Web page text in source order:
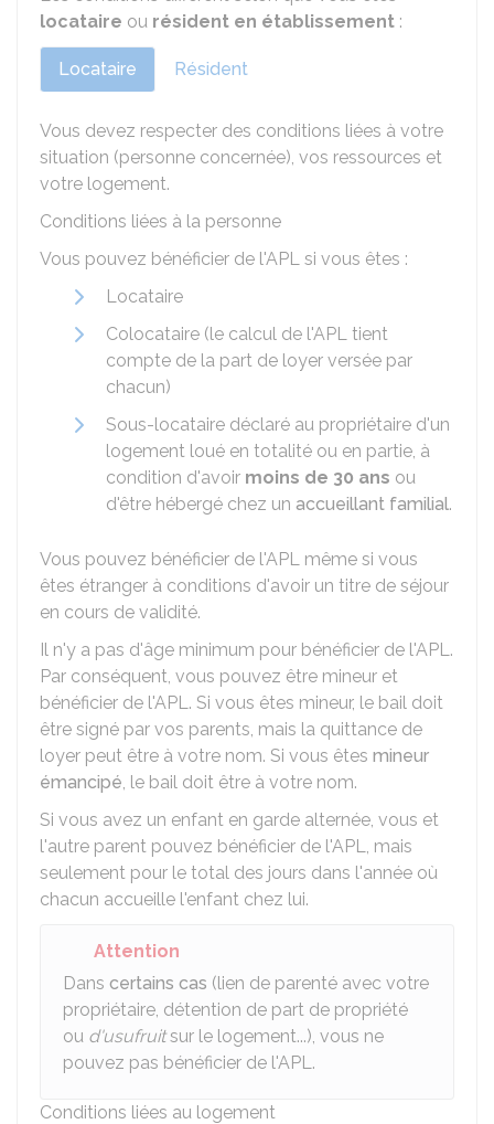
locataire ou résident en établissement :
Locataire Résident
Vous devez respecter des conditions liées à votre
situation (personne concernée), vos ressources et
votre logement.
Conditions liées à la personne
Vous pouvez bénéficier de l'APL si vous êtes :
Locataire
Colocataire (le calcul de l'APL tient
compte de la part de loyer versée par
chacun)
Sous-locataire déclaré au propriétaire d'un
logement loué en totalité ou en partie, à
condition d'avoir moins de 30 ans ou
d'être hébergé chez un accueillant familial.
Vous pouvez bénéficier de l'APL même si vous
êtes étranger à conditions d'avoir un titre de séjour
en cours de validité.
Il n'y a pas d'âge minimum pour bénéficier de l'APL.
Par conséquent, vous pouvez être mineur et
bénéficier de l'APL. Si vous êtes mineur, le bail doit
être signé par vos parents, mais la quittance de
loyer peut être à votre nom. Si vous êtes mineur
émancipé, le bail doit être à votre nom.
Si vous avez un enfant en garde alternée, vous et
l'autre parent pouvez bénéficier de l'APL, mais
seulement pour le total des jours dans l'année où
chacun accueille l'enfant chez lui.
Attention
Dans certains cas (lien de parenté avec votre
propriétaire, détention de part de propriété
ou d'usufruitsur le logement...), vous ne
pouvez pas bénéficier de l'APL.
Conditions liées au logement